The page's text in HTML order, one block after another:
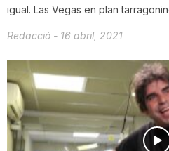
igual. Las Vegas en plan
Redacció - 16 abril, 2021